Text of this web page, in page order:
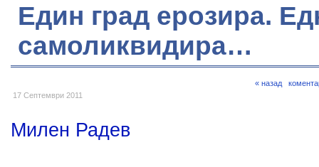
Един град ерозира.
самоликвидира…
17 Септември 2011
« назад
Милен Радев